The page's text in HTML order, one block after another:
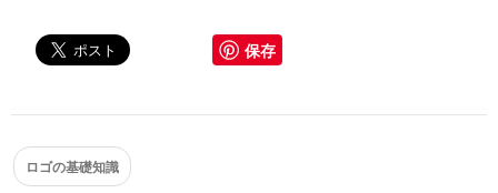
保存
ロゴの基礎知識